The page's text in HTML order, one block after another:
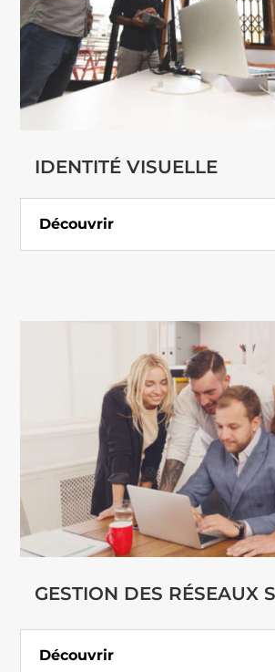
IDENTITÉ VISUELLE
Découvrir
GESTION DES RÉSEAUX
Découvrir